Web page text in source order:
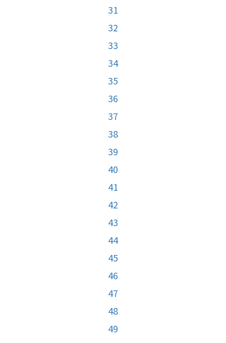
31
32
33
34
35
36
37
38
39
40
41
42
43
44
45
46
47
48
49